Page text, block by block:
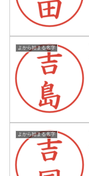
よから始まる名字
よから始まる名字